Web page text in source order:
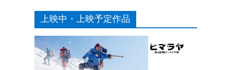
上映中・上映予定作品